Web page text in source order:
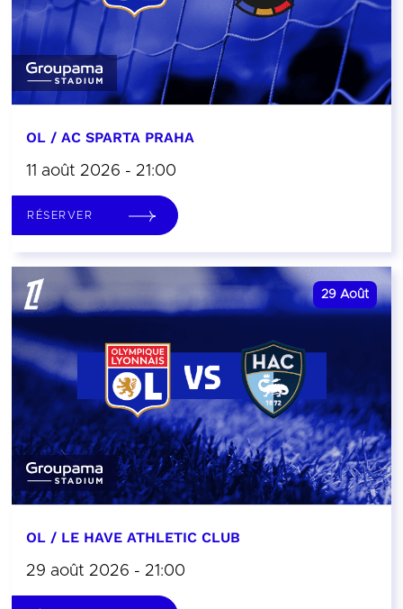
OL / AC SPARTA PRAHA
11 août 2026 - 21:00
RÉSERVER
29 Août
OL / LE HAVE ATHLETIC CLUB
29 août 2026 - 21:00